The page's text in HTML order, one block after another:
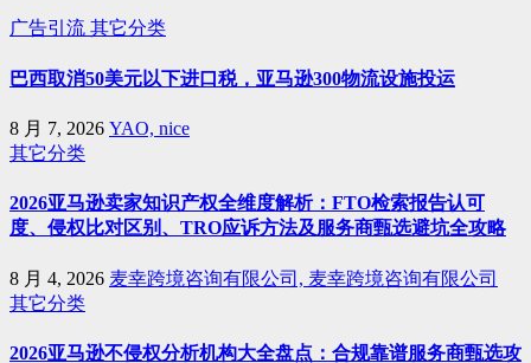
广告引流 其它分类
巴西取消50美元以下进口税，亚马逊300物流设施投运
8 月 7, 2026 YAO, nice
其它分类
2026亚马逊卖家知识产权全维度解析：FTO检索报告认可
度、侵权比对区别、TRO应诉方法及服务商甄选避坑全攻略
8 月 4, 2026 麦幸跨境咨询有限公司, 麦幸跨境咨询有限公司
其它分类
2026亚马逊不侵权分析机构大全盘点：合规靠谱服务商甄选攻